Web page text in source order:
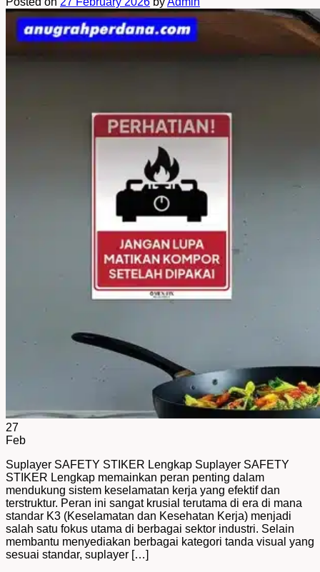
27
Feb
Suplayer SAFETY STIKER Lengkap Suplayer SAFETY
STIKER Lengkap memainkan peran penting dalam
mendukung sistem keselamatan kerja yang efektif dan
terstruktur. Peran ini sangat krusial terutama di era di mana
standar K3 (Keselamatan dan Kesehatan Kerja) menjadi
salah satu fokus utama di berbagai sektor industri. Selain
membantu menyediakan berbagai kategori tanda visual yang
sesuai standar, suplayer […]